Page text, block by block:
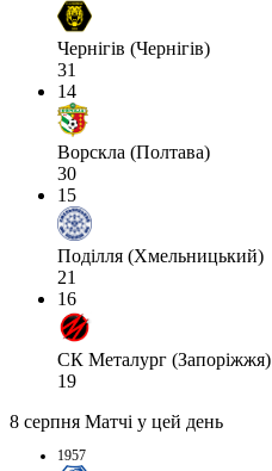
Чернігів (Чернігів)
31
14
Ворскла (Полтава)
30
15
Поділля (Хмельницький)
21
16
СК Металург (Запоріжжя)
19
8 серпня Матчі у цей день
1957